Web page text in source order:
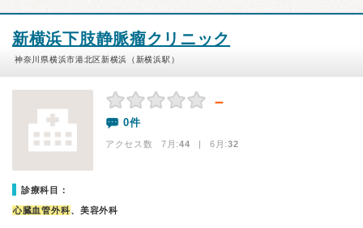
新横浜下肢静脈瘤クリニック
神奈川県横浜市港北区新横浜（新横浜駅）
－
0件
アクセス数 7月:44 | 6月:32
診療科目：
心臓血管外科、美容外科